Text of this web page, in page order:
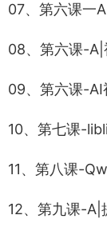
07、第六课一
08、第六课-
09、第六课-
10、第七课-
11、第八课-
12、第九课-A|